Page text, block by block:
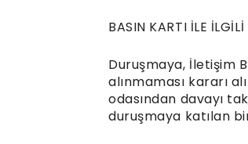
BASIN KARTI İLE İLGİLİ
Duruşmaya, İletişim
alınmaması kararı
odasından davayı
duruşmaya katılan